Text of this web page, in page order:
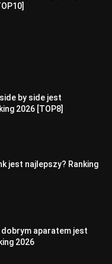
by side jest
2026 [TOP8]
jest najlepszy? Ranking
aparatem jest
2026